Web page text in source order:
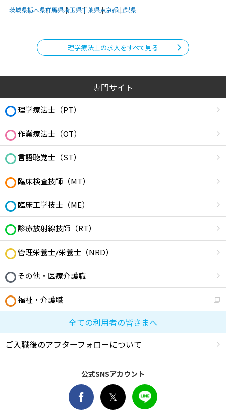
茨城県栃木県群馬県埼玉県千葉県東京都山梨県
理学療法士の求人をすべて見る
専門サイト
理学療法士（PT）
作業療法士（OT）
言語聴覚士（ST）
臨床検査技師（MT）
臨床工学技士（ME）
診療放射線技師（RT）
管理栄養士/栄養士（NRD）
その他・医療介護職
福祉・介護職
全ての利用者の皆さまへ
ご入職後のアフターフォローについて
公式SNSアカウント